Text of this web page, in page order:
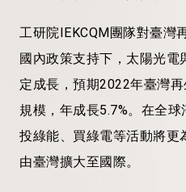
工研院IEKCQM團隊對臺灣
國內政策支持下，太陽光
定成長，預期2022年臺灣
規模，年成長5.7%。在全
投綠能、買綠電等活動將更
由臺灣擴大至國際。